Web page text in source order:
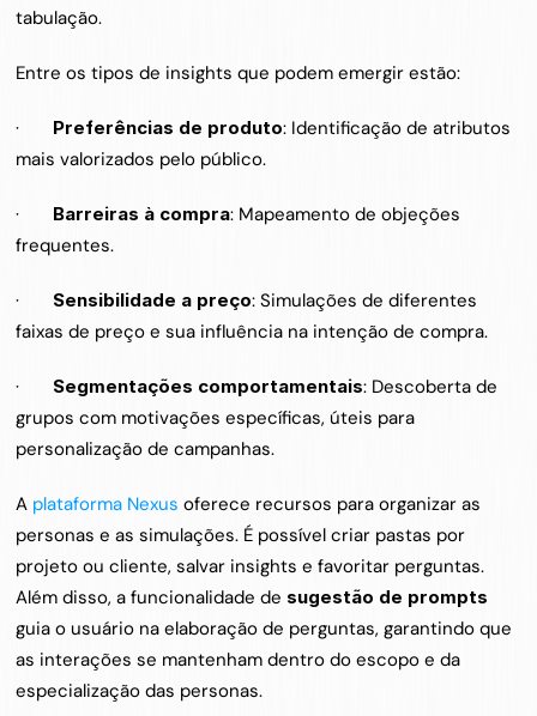
tabulação.
Entre os tipos de insights que podem emergir estão:
· Preferências de produto: Identificação de atributos
mais valorizados pelo público.
· Barreiras à compra: Mapeamento de objeções
frequentes.
· Sensibilidade a preço: Simulações de diferentes
faixas de preço e sua influência na intenção de compra.
· Segmentações comportamentais: Descoberta de
grupos com motivações específicas, úteis para
personalização de campanhas.
A plataforma Nexus oferece recursos para organizar as
personas e as simulações. É possível criar pastas por
projeto ou cliente, salvar insights e favoritar perguntas.
Além disso, a funcionalidade de sugestão de prompts
guia o usuário na elaboração de perguntas, garantindo que
as interações se mantenham dentro do escopo e da
especialização das personas.